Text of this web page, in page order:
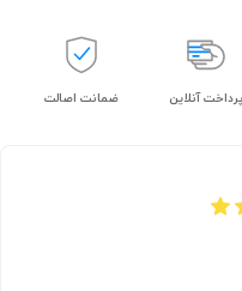
پرداخت آنلاین ضمانت اصالت